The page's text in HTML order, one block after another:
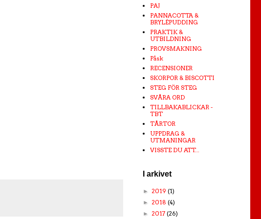
PAJ
PANNACOTTA &
BRYLÉPUDDING
PRAKTIK &
UTBILDNING
PROVSMAKNING
Påsk
RECENSIONER
SKORPOR & BISCOTTI
STEG FÖR STEG
SVÅRA ORD
TILLBAKABLICKAR -
TBT
TÅRTOR
UPPDRAG &
UTMANINGAR
VISSTE DU ATT...
I arkivet
► 2019 (1)
► 2018 (4)
► 2017 (26)